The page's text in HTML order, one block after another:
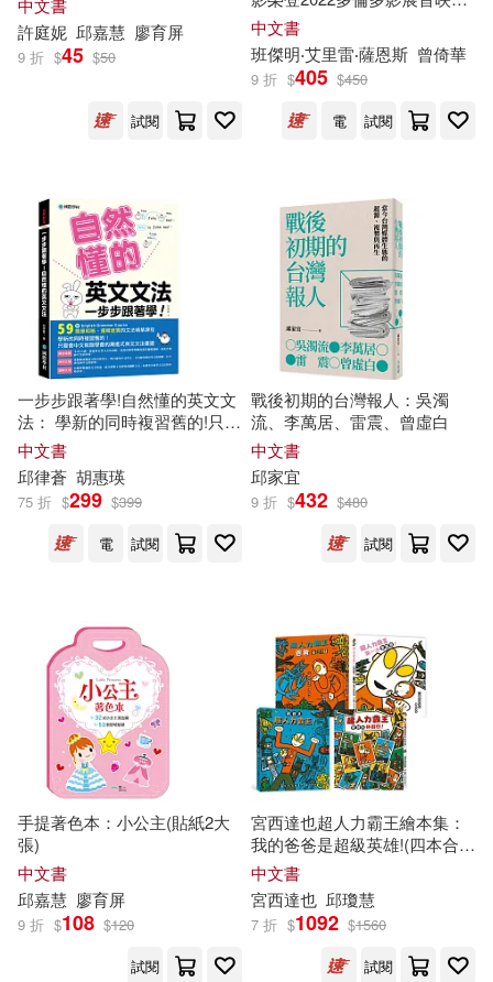
雷．布萊伯利(2) 鸚鵡洲(2)
（俄羅斯）契訶夫(2)
（法）巴爾扎克(2)
(法)凡爾納(1)
(法)聖埃克絮佩里(1)
(法)聖埃克蘇佩里(1)
(美) 馬克·吐溫(1)
(美)懷爾德著(1)
(美)海明威(1) (美)霍桑(1)
(美)馬克·吐溫(1)
(英)莎士比亞(1)
Charles and Mary Lamb(1)
台灣東販(2) 和平國際(2)
寶鼎(2)
崇文書局(2) 崧燁文化(2)
廣西教育出版社(2)
教育科學出版社(2) 晨星(2)
河北少年兒童出版社(2)
湖北教育出版社(2)
獨步文化(2) 知識出版社(2)
積木文化(2)
華東師範大學出版社(2)
中文書
許庭妮 邱嘉慧 廖育屏
9 折 $45 $50
試閱
片，《紐約時報》年度最佳青
少年小說)
中文書
班傑明‧艾里雷‧薩恩斯 曾倚華
9 折 $405 $450
電
試閱
一步步跟著學!自然懂的英文文
法： 學新的同時複習舊的!只要
會中文就能學會的漸進式英文
文法重建
中文書
邱律蒼 胡惠瑛
75 折 $299 $399
電
試閱
戰後初期的台灣報人：吳濁
流、李萬居、雷震、曾虛白
中文書
邱家宜
9 折 $432 $480
試閱
手提著色本：小公主(貼紙2大
張)
中文書
邱嘉慧 廖育屏
9 折 $108 $120
試閱
宮西達也超人力霸王繪本集：
我的爸爸是超級英雄!(四本合
售)
中文書
宮西達也 邱瓊慧
7 折 $1092 $1560
試閱